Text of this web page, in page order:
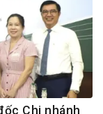
Chi nhánh